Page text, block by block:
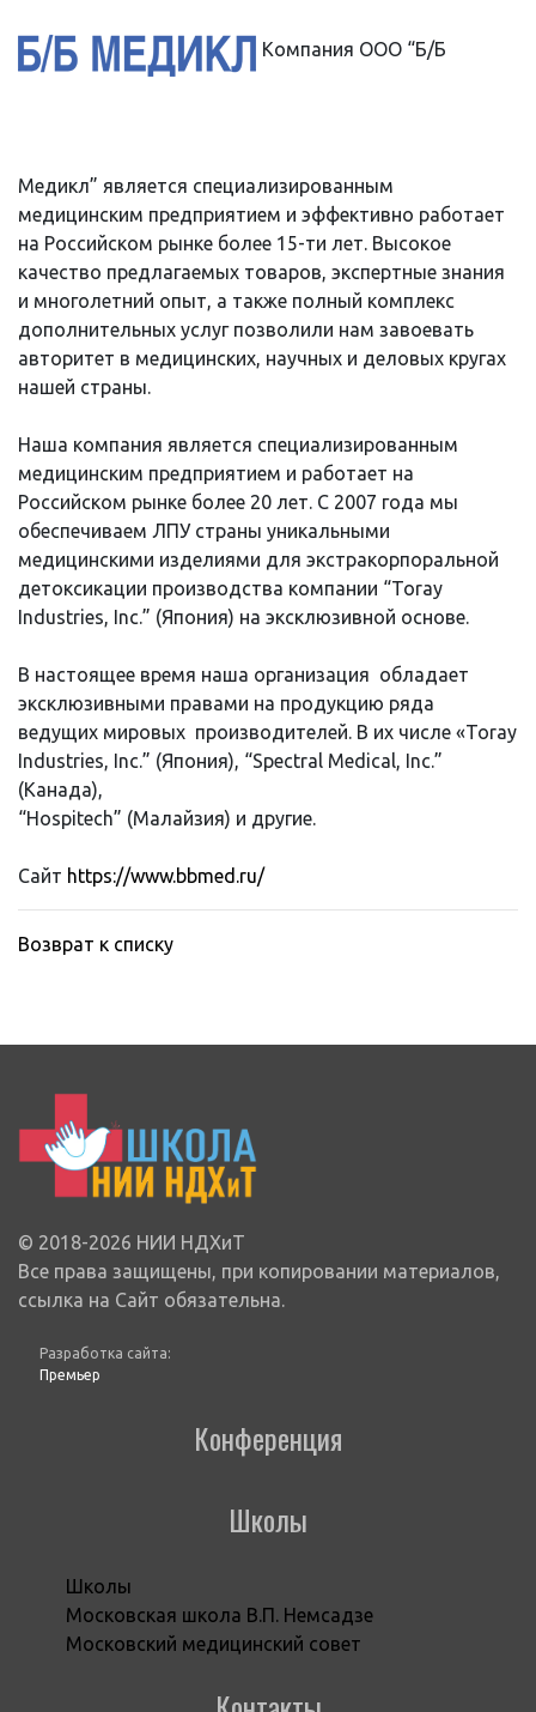
Компания ООО “Б/Б
Медикл” является специализированным
медицинским предприятием и эффективно работает
на Российском рынке более 15-ти лет. Высокое
качество предлагаемых товаров, экспертные знания
и многолетний опыт, а также полный комплекс
дополнительных услуг позволили нам завоевать
авторитет в медицинских, научных и деловых кругах
нашей страны.
Наша компания является специализированным
медицинским предприятием и работает на
Российском рынке более 20 лет. С 2007 года мы
обеспечиваем ЛПУ страны уникальными
медицинскими изделиями для экстракорпоральной
детоксикации производства компании “Toray
Industries, Inc.” (Япония) на эксклюзивной основе.
В настоящее время наша организация обладает
эксклюзивными правами на продукцию ряда
ведущих мировых производителей. В их числе «Toray
Industries, Inc.” (Япония), “Spectral Medical, Inc.”
(Канада),
“Hospitech” (Малайзия) и другие.
Сайт https://www.bbmed.ru/
Возврат к списку
© 2018-2026 НИИ НДХиТ
Все права защищены, при копировании материалов,
ссылка на Сайт обязательна.
Разработка сайта:
Премьер
Конференция
Школы
Школы
Московская школа В.П. Немсадзе
Московский медицинский совет